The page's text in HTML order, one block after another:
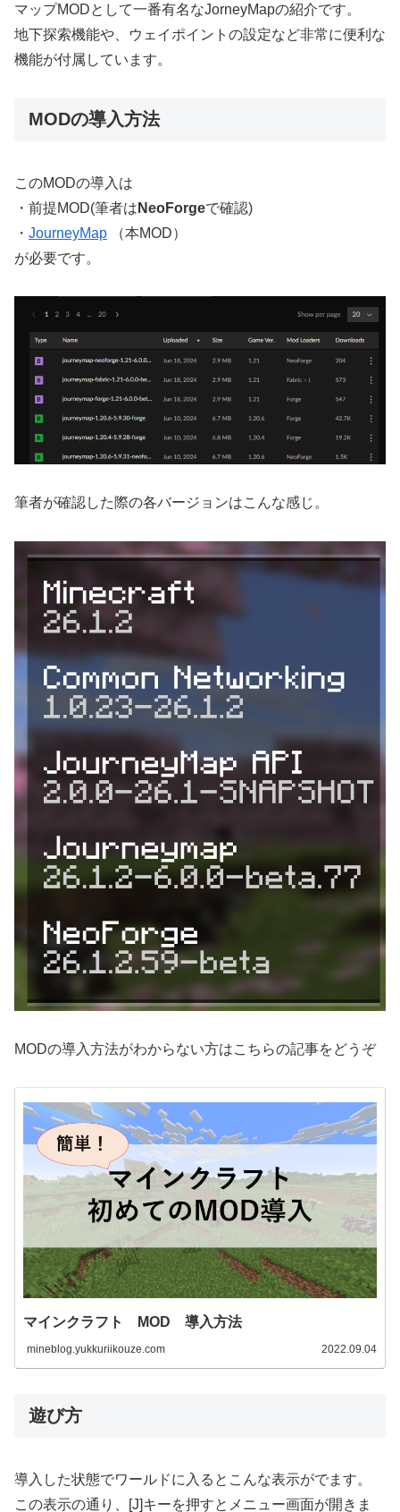
マップMODとして一番有名なJorneyMapの紹介です。
地下探索機能や、ウェイポイントの設定など非常に便利な
機能が付属しています。
MODの導入方法
このMODの導入は
・前提MOD(筆者は NeoForgeで確認)
・ JourneyMap
（本MOD）
が必要です。
筆者が確認した際の各バージョンはこんな感じ。
MODの導入方法がわからない方はこちらの記事をどうぞ
マインクラフト MOD 導入方法
mineblog.yukkuriikouze.com 2022.09.04
遊び方
導入した状態でワールドに入るとこんな表示がでます。
この表示の通り、[J]キーを押すとメニュー画面が開きま